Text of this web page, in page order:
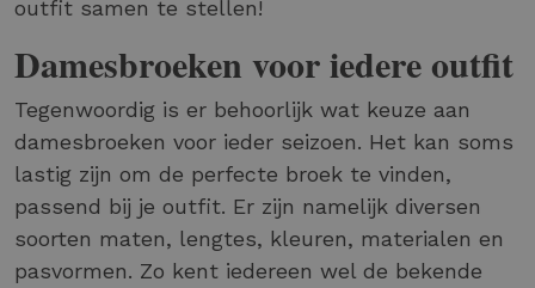
outfit samen te stellen!
Damesbroeken voor iedere outfit
Tegenwoordig is er behoorlijk wat keuze aan
damesbroeken voor ieder seizoen. Het kan soms
lastig zijn om de perfecte broek te vinden,
passend bij je outfit. Er zijn namelijk diversen
soorten maten, lengtes, kleuren, materialen en
pasvormen. Zo kent iedereen wel de bekende